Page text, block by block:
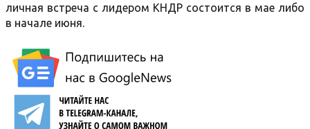
личная встреча с лидером КНДР состоится в мае либо
в начале июня.